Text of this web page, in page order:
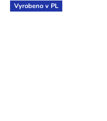
Vyrobeno v PL